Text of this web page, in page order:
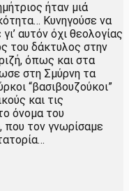
ήταν μιά
Κυνηγούσε να
αυτόν όχι θεολογίας
του δάκτυλος στην
όπως και στα
στη Σμύρνη τα
“βασιβουζούκοι”
και τις
όνομα του
που τον γνωρίσαμε